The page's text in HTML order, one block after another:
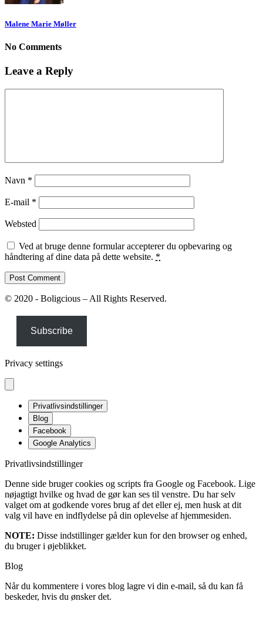
Malene Marie Møller
No Comments
Leave a Reply
Navn *
E-mail *
Websted
Ved at bruge denne formular accepterer du opbevaring og
håndtering af dine data på dette website. *
© 2020 - Boligcious – All Rights Reserved.
Subscribe
Privacy settings
Privatlivsindstillinger
Blog
Facebook
Google Analytics
Privatlivsindstillinger
Denne side bruger cookies og scripts fra Google og Facebook. Lige
nøjagtigt hvilke og hvad de gør kan ses til venstre. Du har selv
valget om at godkende vores brug af det eller ej, men husk at dit
valg vil have en indflydelse på din oplevelse af hjemmesiden.
NOTE: Disse indstillinger gælder kun for den browser og enhed,
du bruger i øjeblikket.
Blog
Når du kommentere i vores blog lagre vi din e-mail, så du kan få
beskeder, hvis du ønsker det.